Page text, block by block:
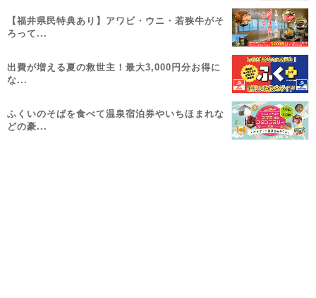
【福井県民特典あり】アワビ・ウニ・若狭牛がそ
ろって...
出費が増える夏の救世主！最大3,000円分お得に
な...
ふくいのそばを食べて温泉宿泊券やいちほまれな
どの豪...